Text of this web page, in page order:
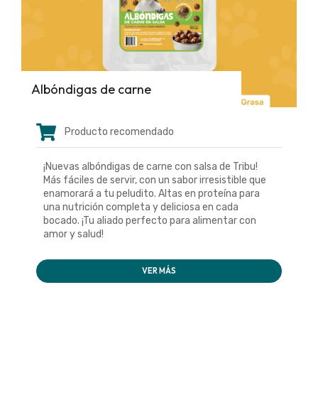
Albóndigas de carne
Producto recomendado
¡Nuevas albóndigas de carne con salsa de Tribu!
Más fáciles de servir, con un sabor irresistible que
enamorará a tu peludito. Altas en proteína para
una nutrición completa y deliciosa en cada
bocado. ¡Tu aliado perfecto para alimentar con
amor y salud!
VER MÁS